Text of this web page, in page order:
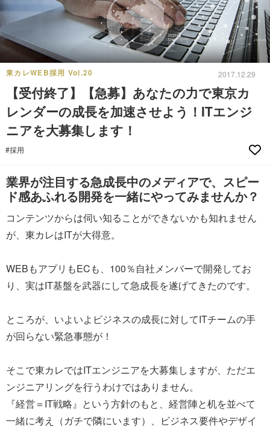
東カレWEB採用 Vol.20 2017.12.29
【受付終了】【急募】あなたの力で東京カ
レンダーの成長を加速させよう！ITエンジ
ニアを大募集します！
#採用
業界が注目する急成長中のメディアで、スピー
ド感あふれる開発を一緒にやってみませんか？
コンテンツからは伺い知ることができないかも知れません
が、東カレはITが大得意。
WEBもアプリもECも、100％自社メンバーで開発してお
り、実はIT基盤を武器にして急成長を遂げてきたのです。
ところが、いよいよビジネスの成長に対してITチームの手
が回らない緊急事態が！
そこで東カレではITエンジニアを大募集しますが、ただエ
ンジニアリングを行うわけではありません。
『経営＝IT戦略』という方針のもと、経営陣と机を並べて
一緒に考え（ガチで隣にいます）、ビジネス要件やデザイ